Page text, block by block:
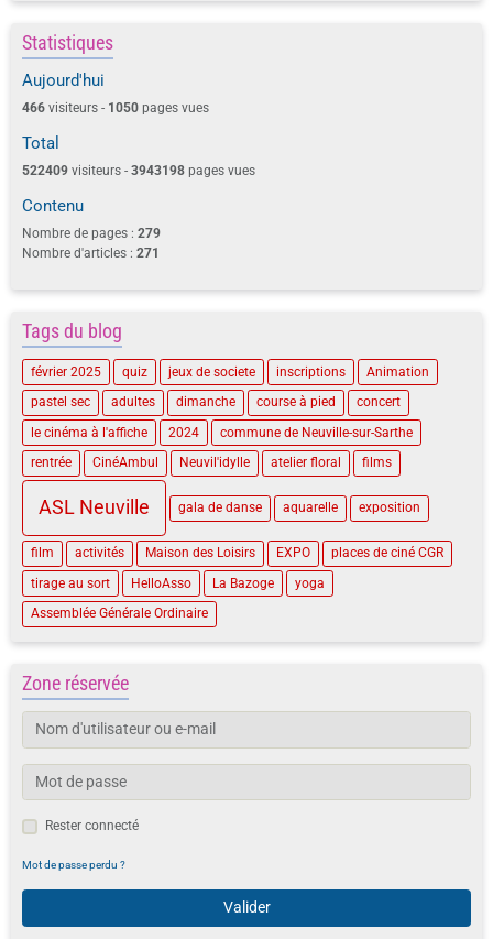
Statistiques
Aujourd'hui
466 visiteurs - 1050 pages vues
Total
522409 visiteurs - 3943198 pages vues
Contenu
Nombre de pages : 279
Nombre d'articles : 271
Tags du blog
février 2025 quiz jeux de societe inscriptions
Animation
pastel sec
adultes dimanche course à pied
concert
le cinéma à l'affiche
2024
commune de Neuville-sur-Sarthe
rentrée
CinéAmbul Neuvil'idylle atelier floral films
ASL Neuville gala de danse aquarelle exposition
film activités Maison des Loisirs EXPO
places de ciné CGR
tirage au sort
HelloAsso La Bazoge
yoga
Assemblée Générale Ordinaire
Zone réservée
Rester connecté
Mot de passe perdu ?
Valider